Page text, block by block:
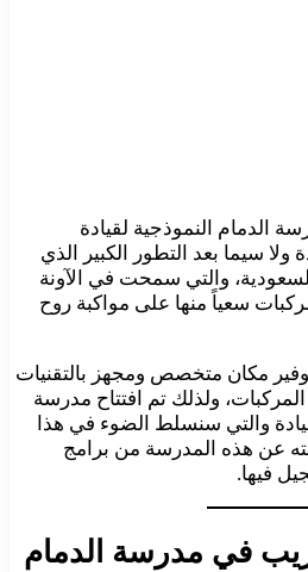
الدمام النموذجية لقيادة
ولا سيما بعد التطور الكبير الذي
والتي سمحت في الآونة
سعياً منها على مواكبة روح
مكان متخصص ومجهز بالتقنيات
المركبات، ولذلك تم افتتاح مدرسة
والتي سنسلط الضوء في هذا
عن هذه المدرسة من برامج
فيها.
في مدرسة الدمام